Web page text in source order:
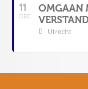
11
DEC
OMGAAN
Utrecht